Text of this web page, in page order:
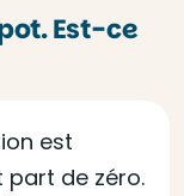
Est-ce
est
de zéro.